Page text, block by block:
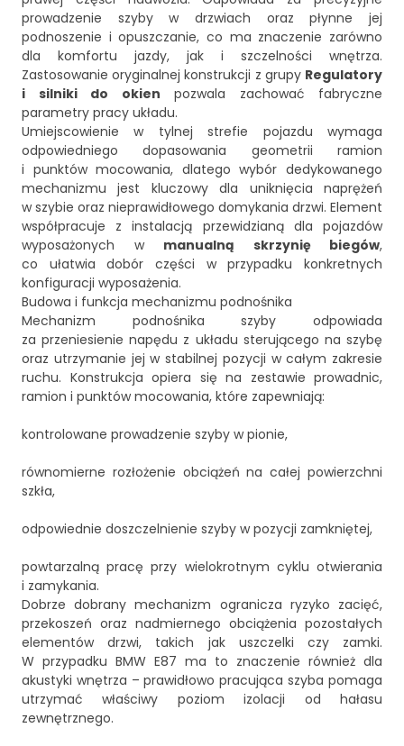
prowadzenie szyby w drzwiach oraz płynne jej
podnoszenie i opuszczanie, co ma znaczenie zarówno
dla komfortu jazdy, jak i szczelności wnętrza.
Zastosowanie oryginalnej konstrukcji z grupy Regulatory
i silniki do okien pozwala zachować fabryczne
parametry pracy układu.
Umiejscowienie w tylnej strefie pojazdu wymaga
odpowiedniego dopasowania geometrii ramion
i punktów mocowania, dlatego wybór dedykowanego
mechanizmu jest kluczowy dla uniknięcia naprężeń
w szybie oraz nieprawidłowego domykania drzwi. Element
współpracuje z instalacją przewidzianą dla pojazdów
wyposażonych w manualną skrzynię biegów,
co ułatwia dobór części w przypadku konkretnych
konfiguracji wyposażenia.
Budowa i funkcja mechanizmu podnośnika
Mechanizm podnośnika szyby odpowiada
za przeniesienie napędu z układu sterującego na szybę
oraz utrzymanie jej w stabilnej pozycji w całym zakresie
ruchu. Konstrukcja opiera się na zestawie prowadnic,
ramion i punktów mocowania, które zapewniają:
kontrolowane prowadzenie szyby w pionie,
równomierne rozłożenie obciążeń na całej powierzchni
szkła,
odpowiednie doszczelnienie szyby w pozycji zamkniętej,
powtarzalną pracę przy wielokrotnym cyklu otwierania
i zamykania.
Dobrze dobrany mechanizm ogranicza ryzyko zacięć,
przekoszeń oraz nadmiernego obciążenia pozostałych
elementów drzwi, takich jak uszczelki czy zamki.
W przypadku BMW E87 ma to znaczenie również dla
akustyki wnętrza – prawidłowo pracująca szyba pomaga
utrzymać właściwy poziom izolacji od hałasu
zewnętrznego.